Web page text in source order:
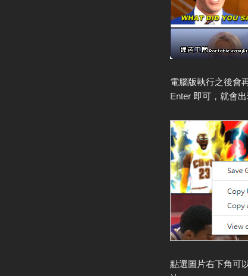
電腦版執行之後會
Enter 即可，就會
點選圖片右下角可